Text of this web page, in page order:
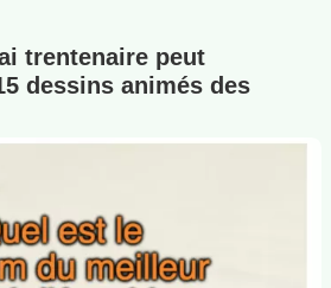
trentenaire peut
dessins animés des